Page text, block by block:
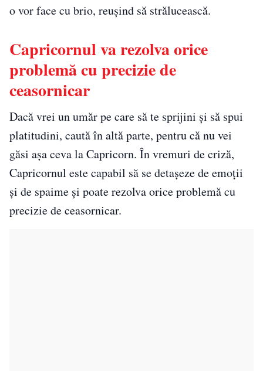
o vor face cu brio, reușind să strălucească.
Capricornul va rezolva orice
problemă cu precizie de
ceasornicar
Dacă vrei un umăr pe care să te sprijini și să spui
platitudini, caută în altă parte, pentru că nu vei
găsi așa ceva la Capricorn. În vremuri de criză,
Capricornul este capabil să se detașeze de emoții
și de spaime și poate rezolva orice problemă cu
precizie de ceasornicar.